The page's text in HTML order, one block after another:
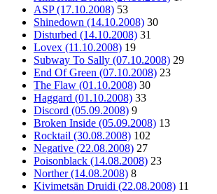
ASP (17.10.2008) 53
Shinedown (14.10.2008) 30
Disturbed (14.10.2008) 31
Lovex (11.10.2008) 19
Subway To Sally (07.10.2008) 29
End Of Green (07.10.2008) 23
The Flaw (01.10.2008) 30
Haggard (01.10.2008) 33
Discord (05.09.2008) 9
Broken Inside (05.09.2008) 13
Rocktail (30.08.2008) 102
Negative (22.08.2008) 27
Poisonblack (14.08.2008) 23
Norther (14.08.2008) 8
Kivimetsän Druidi (22.08.2008) 11